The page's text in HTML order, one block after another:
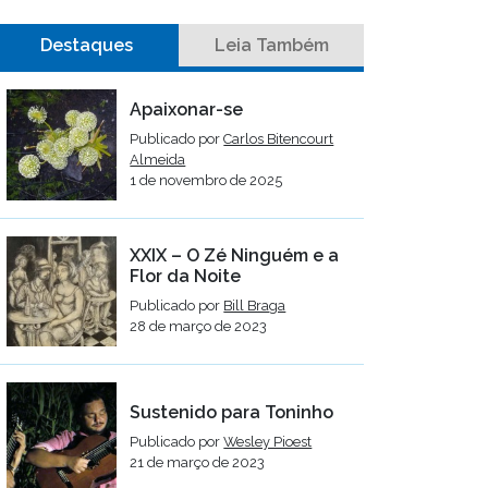
Destaques Leia Também
Apaixonar-se
Publicado porCarlos Bitencourt
Almeida
1 de novembro de 2025
XXIX – O Zé Ninguém e a
Flor da Noite
Publicado por Bill Braga
28 de março de 2023
Sustenido para Toninho
Publicado porWesley Pioest
21 de março de 2023